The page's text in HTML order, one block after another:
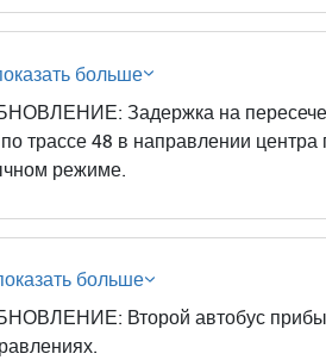
больше
Задержка на
трассе 48 в направлении центра
режиме.
больше
Второй автобус